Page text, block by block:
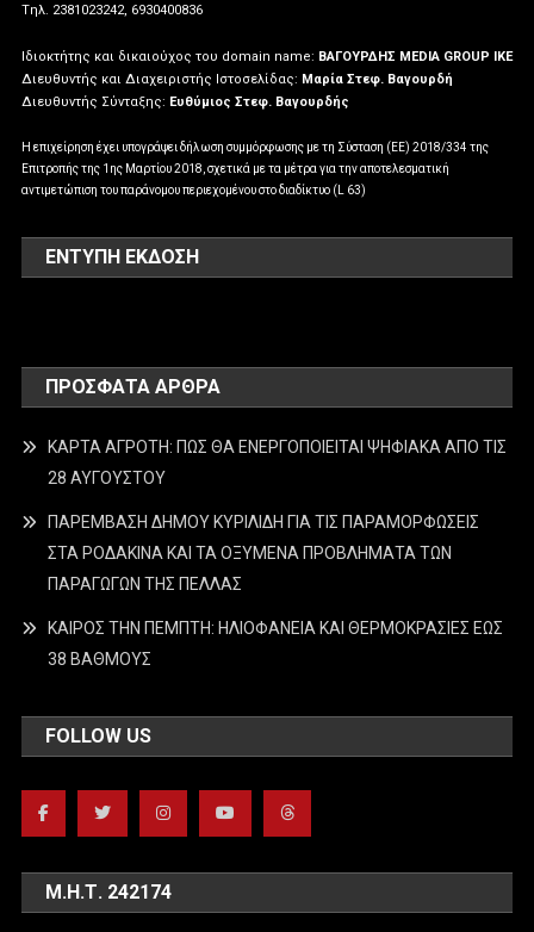
Tηλ. 2381023242, 6930400836
Ιδιοκτήτης και δικαιούχος του domain name: ΒΑΓΟΥΡΔΗΣ MEDIA GROUP IKE
Διευθυντής και Διαχειριστής Ιστοσελίδας: Μαρία Στεφ. Βαγουρδή
Διευθυντής Σύνταξης: Ευθύμιος Στεφ. Βαγουρδής
Η επιχείρηση έχει υπογράψει δήλωση συμμόρφωσης με τη Σύσταση (ΕΕ) 2018/334 της
Επιτροπής της 1ης Μαρτίου 2018, σχετικά με τα μέτρα για την αποτελεσματική
αντιμετώπιση του παράνομου περιεχομένου στο διαδίκτυο (L 63)
ΕΝΤΥΠΗ ΕΚΔΟΣΗ
ΠΡΌΣΦΑΤΑ ΆΡΘΡΑ
ΚΑΡΤΑ ΑΓΡΟΤΗ: ΠΩΣ ΘΑ ΕΝΕΡΓΟΠΟΙΕΙΤΑΙ ΨΗΦΙΑΚΑ ΑΠΟ ΤΙΣ
28 ΑΥΓΟΥΣΤΟΥ
ΠΑΡΕΜΒΑΣΗ ΔΗΜΟΥ ΚΥΡΙΛΙΔΗ ΓΙΑ ΤΙΣ ΠΑΡΑΜΟΡΦΩΣΕΙΣ
ΣΤΑ ΡΟΔΑΚΙΝΑ ΚΑΙ ΤΑ ΟΞΥΜΕΝΑ ΠΡΟΒΛΗΜΑΤΑ ΤΩΝ
ΠΑΡΑΓΩΓΩΝ ΤΗΣ ΠΕΛΛΑΣ
ΚΑΙΡΟΣ ΤΗΝ ΠΕΜΠΤΗ: ΗΛΙΟΦΑΝΕΙΑ ΚΑΙ ΘΕΡΜΟΚΡΑΣΙΕΣ ΕΩΣ
38 ΒΑΘΜΟΥΣ
FOLLOW US
Μ.Η.Τ. 242174